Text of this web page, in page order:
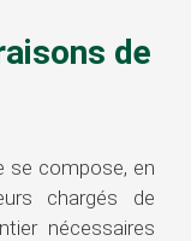
de
se compose, en
chargés de
nécessaires